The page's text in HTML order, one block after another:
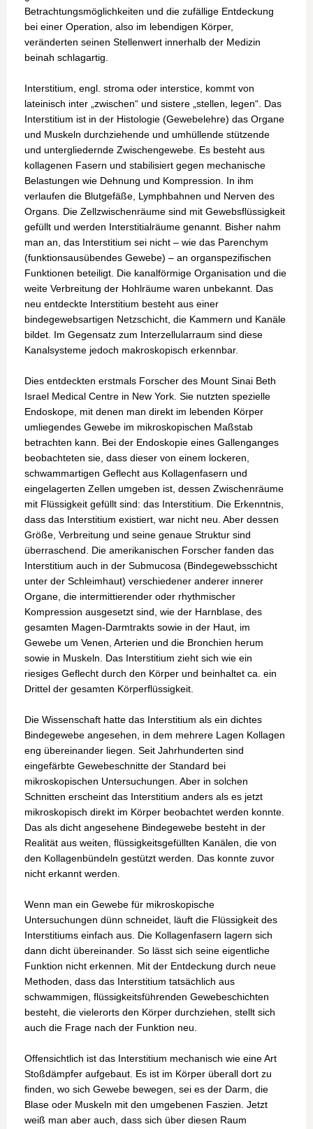
Betrachtungsmöglichkeiten und die zufällige Entdeckung
bei einer Operation, also im lebendigen Körper,
veränderten seinen Stellenwert innerhalb der Medizin
beinah schlagartig.
Interstitium, engl. stroma oder interstice, kommt von
lateinisch inter „zwischen“ und sistere „stellen, legen“. Das
Interstitium ist in der Histologie (Gewebelehre) das Organe
und Muskeln durchziehende und umhüllende stützende
und untergliedernde Zwischengewebe. Es besteht aus
kollagenen Fasern und stabilisiert gegen mechanische
Belastungen wie Dehnung und Kompression. In ihm
verlaufen die Blutgefäße, Lymphbahnen und Nerven des
Organs. Die Zellzwischenräume sind mit Gewebsflüssigkeit
gefüllt und werden Interstitialräume genannt. Bisher nahm
man an, das Interstitium sei nicht – wie das Parenchym
(funktionsausübendes Gewebe) – an organspezifischen
Funktionen beteiligt. Die kanalförmige Organisation und die
weite Verbreitung der Hohlräume waren unbekannt. Das
neu entdeckte Interstitium besteht aus einer
bindegewebsartigen Netzschicht, die Kammern und Kanäle
bildet. Im Gegensatz zum Interzellularraum sind diese
Kanalsysteme jedoch makroskopisch erkennbar.
Dies entdeckten erstmals Forscher des Mount Sinai Beth
Israel Medical Centre in New York. Sie nutzten spezielle
Endoskope, mit denen man direkt im lebenden Körper
umliegendes Gewebe im mikroskopischen Maßstab
betrachten kann. Bei der Endoskopie eines Gallenganges
beobachteten sie, dass dieser von einem lockeren,
schwammartigen Geflecht aus Kollagenfasern und
eingelagerten Zellen umgeben ist, dessen Zwischenräume
mit Flüssigkeit gefüllt sind: das Interstitium. Die Erkenntnis,
dass das Interstitium existiert, war nicht neu. Aber dessen
Größe, Verbreitung und seine genaue Struktur sind
überraschend. Die amerikanischen Forscher fanden das
Interstitium auch in der Submucosa (Bindegewebsschicht
unter der Schleimhaut) verschiedener anderer innerer
Organe, die intermittierender oder rhythmischer
Kompression ausgesetzt sind, wie der Harnblase, des
gesamten Magen-Darmtrakts sowie in der Haut, im
Gewebe um Venen, Arterien und die Bronchien herum
sowie in Muskeln. Das Interstitium zieht sich wie ein
riesiges Geflecht durch den Körper und beinhaltet ca. ein
Drittel der gesamten Körperflüssigkeit.
Die Wissenschaft hatte das Interstitium als ein dichtes
Bindegewebe angesehen, in dem mehrere Lagen Kollagen
eng übereinander liegen. Seit Jahrhunderten sind
eingefärbte Gewebeschnitte der Standard bei
mikroskopischen Untersuchungen. Aber in solchen
Schnitten erscheint das Interstitium anders als es jetzt
mikroskopisch direkt im Körper beobachtet werden konnte.
Das als dicht angesehene Bindegewebe besteht in der
Realität aus weiten, flüssigkeitsgefüllten Kanälen, die von
den Kollagenbündeln gestützt werden. Das konnte zuvor
nicht erkannt werden.
Wenn man ein Gewebe für mikroskopische
Untersuchungen dünn schneidet, läuft die Flüssigkeit des
Interstitiums einfach aus. Die Kollagenfasern lagern sich
dann dicht übereinander. So lässt sich seine eigentliche
Funktion nicht erkennen. Mit der Entdeckung durch neue
Methoden, dass das Interstitium tatsächlich aus
schwammigen, flüssigkeitsführenden Gewebeschichten
besteht, die vielerorts den Körper durchziehen, stellt sich
auch die Frage nach der Funktion neu.
Offensichtlich ist das Interstitium mechanisch wie eine Art
Stoßdämpfer aufgebaut. Es ist im Körper überall dort zu
finden, wo sich Gewebe bewegen, sei es der Darm, die
Blase oder Muskeln mit den umgebenen Faszien. Jetzt
weiß man aber auch, dass sich über diesen Raum